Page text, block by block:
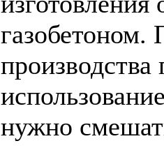
газобетоном.
производства
нужно